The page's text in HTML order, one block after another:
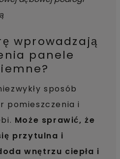
wprowadzają
panele
sposób
pomieszczenia i
Może sprawić, że
przytulna i
wnętrzu ciepła i